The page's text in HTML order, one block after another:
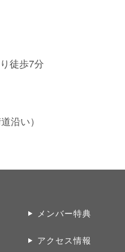
徒歩7分
沿い）
メンバー特典
アクセス情報